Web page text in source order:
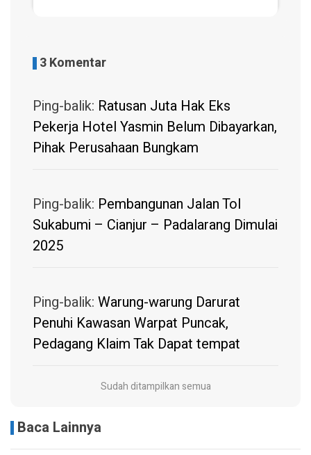
3 Komentar
Ping-balik: Ratusan Juta Hak Eks
Pekerja Hotel Yasmin Belum Dibayarkan,
Pihak Perusahaan Bungkam
Ping-balik: Pembangunan Jalan Tol
Sukabumi – Cianjur – Padalarang Dimulai
2025
Ping-balik: Warung-warung Darurat
Penuhi Kawasan Warpat Puncak,
Pedagang Klaim Tak Dapat tempat
Sudah ditampilkan semua
Baca Lainnya